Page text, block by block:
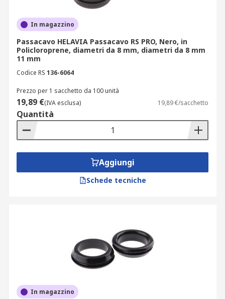
In magazzino
Passacavo HELAVIA Passacavo RS PRO, Nero, in
Policloroprene, diametri da 8 mm, diametri da 8 mm
11 mm
Codice RS 136-6064
Prezzo per 1 sacchetto da 100 unità
19,89 €(IVA esclusa) 19,89 €/sacchetto
Quantità
Aggiungi
Schede tecniche
In magazzino